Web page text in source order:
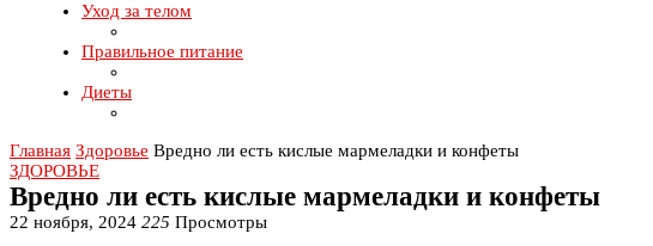
Уход за телом
Правильное питание
Диеты
Главная Здоровье Вредно ли есть кислые мармеладки и конфеты
ЗДОРОВЬЕ
Вредно ли есть кислые мармеладки и конфеты
22 ноября, 2024 225 Просмотры